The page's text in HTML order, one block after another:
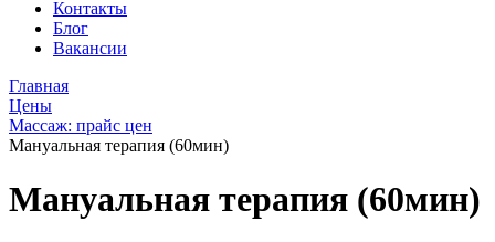
Контакты
Блог
Вакансии
Главная
Цены
Массаж: прайс цен
Мануальная терапия (60мин)
Мануальная терапия (60мин)